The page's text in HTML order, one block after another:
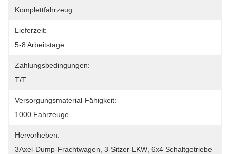
Komplettfahrzeug
Lieferzeit:
5-8 Arbeitstage
Zahlungsbedingungen:
T/T
Versorgungsmaterial-Fähigkeit:
1000 Fahrzeuge
Hervorheben:
3Axel-Dump-Frachtwagen 3-Sitzer-LKW 6x4 Schaltgetriebe